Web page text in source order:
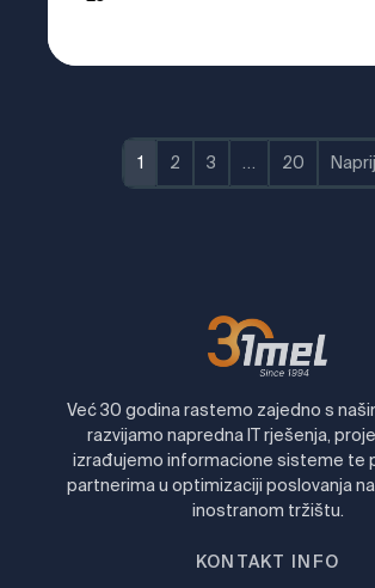
1 2 3 … 20
Već 30 godina rastemo zajedno s
razvijamo napredna IT rješenja,
izrađujemo informacione sisteme te
partnerima u optimizaciji poslovanja
inostranom tržištu.
KONTAKT INFO